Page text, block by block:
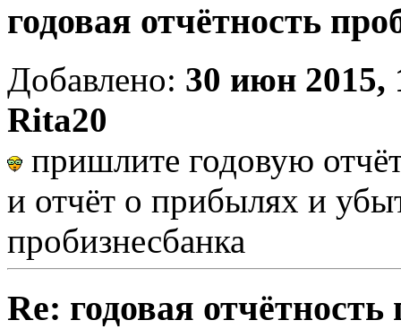
годовая отчётность
Добавлено: 30 июн 2015,
Rita20
пришлите годовую
и отчёт о прибылях и
пробизнесбанка
Re: годовая отчётность